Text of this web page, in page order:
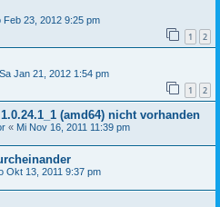
Feb 23, 2012 9:25 pm
1 2
Sa Jan 21, 2012 1:54 pm
1 2
(amd64) nicht vorhanden
« Mi Nov 16, 2011 11:39 pm
Okt 13, 2011 9:37 pm